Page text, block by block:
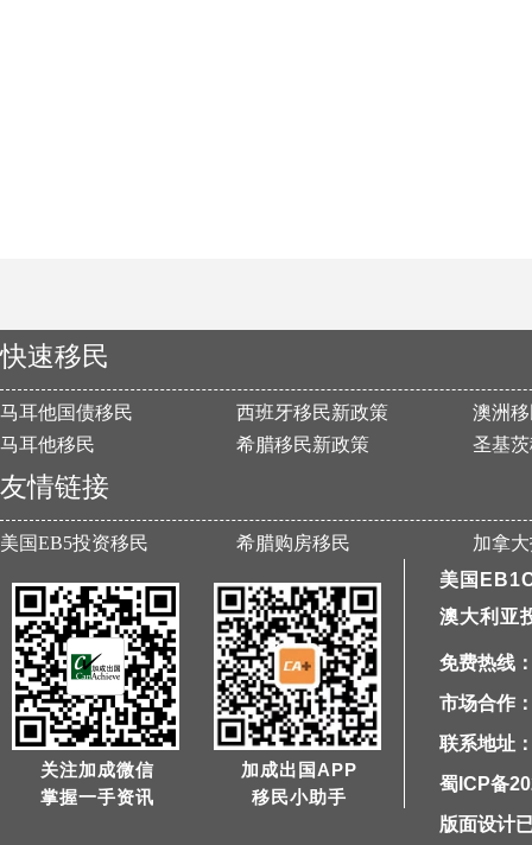
快速移民
马耳他国债移民 西班牙移民新政策
澳洲
马耳他移民
希腊移民新政策 圣基
友情链接
美国EB5投资移民 希腊购房移民 加拿
关注加成微信
掌握一手资讯
加成出国APP
移民小助手
美国
澳大利亚
免费热线
市场合作
联系地址
蜀ICP备
版面设计